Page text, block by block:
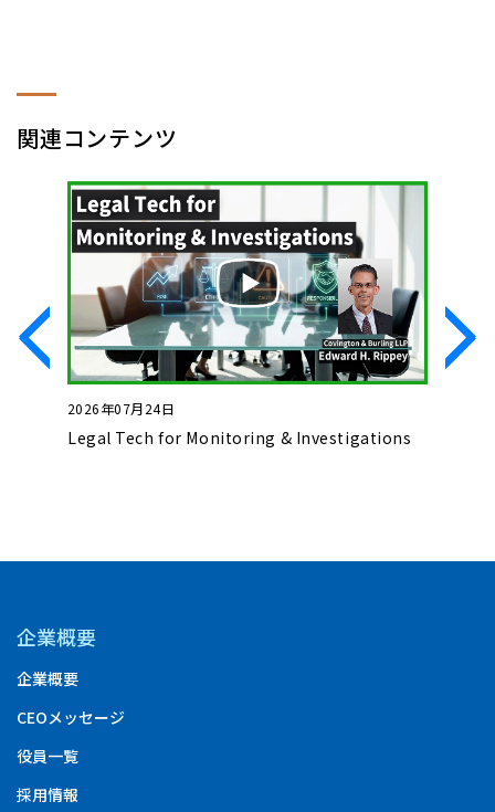
関連コンテンツ
2026年07月24日
Legal Tech for Monitoring & Investigations
企業概要
企業概要
CEOメッセージ
役員一覧
採用情報